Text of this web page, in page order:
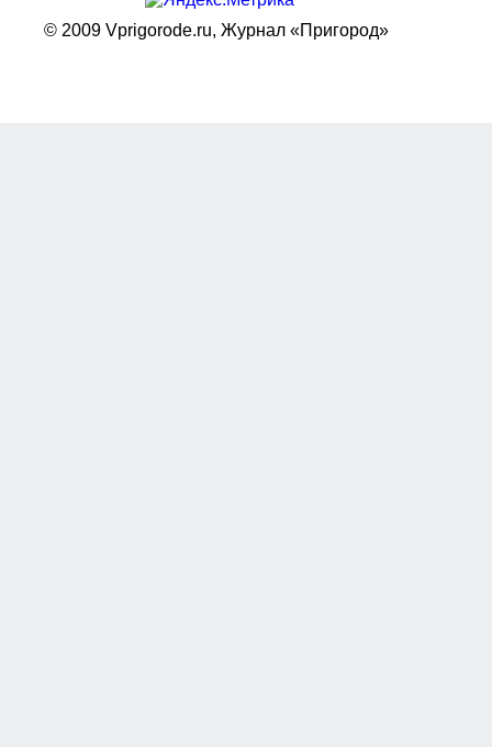
© 2009 Vprigorode.ru, Журнал «Пригород»